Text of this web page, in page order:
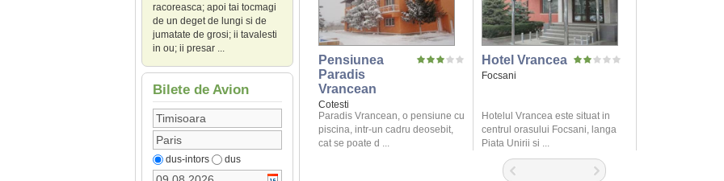
racoreasca; apoi tai tocmagi
de un deget de lungi si de
jumatate de grosi; ii tavalesti
in ou; ii presar ...
Bilete de Avion
dus-intors dus
Pensiunea
Paradis
Vrancean
Cotesti
Paradis Vrancean, o pensiune cu
piscina, intr-un cadru deosebit,
cat se poate d ...
Hotel Vrancea
Focsani
Hotelul Vrancea este situat in
centrul orasului Focsani, langa
Piata Unirii si ...